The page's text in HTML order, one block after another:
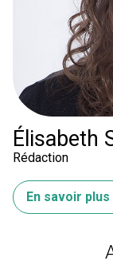
Élisabeth
Rédaction
En savoir plus